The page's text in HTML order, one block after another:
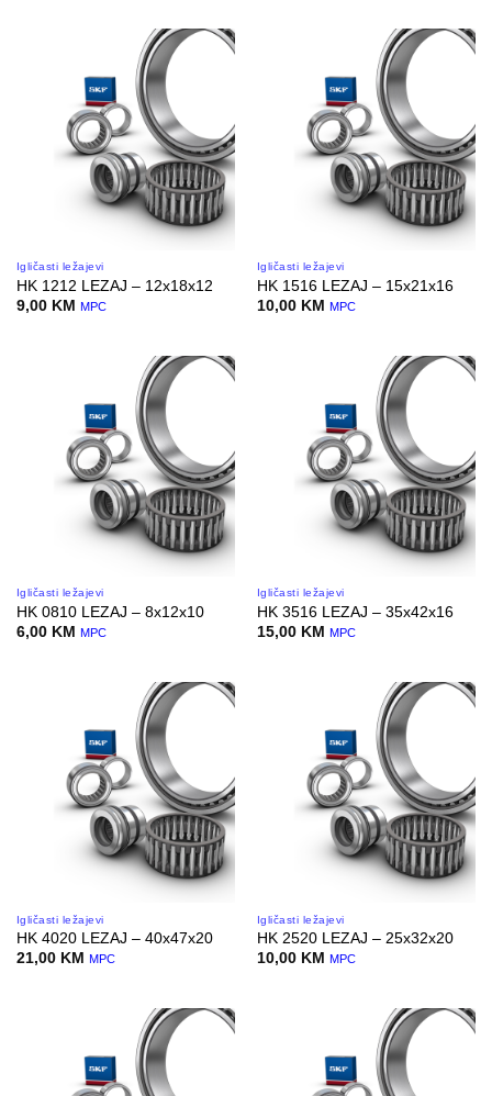
Igličasti ležajevi
HK 1212 LEZAJ – 12x18x12
9,00 KM MPC
Igličasti ležajevi
HK 1516 LEZAJ – 15x21x16
10,00 KM MPC
Igličasti ležajevi
HK 0810 LEZAJ – 8x12x10
6,00 KM MPC
Igličasti ležajevi
HK 3516 LEZAJ – 35x42x16
15,00 KM MPC
Igličasti ležajevi
HK 4020 LEZAJ – 40x47x20
21,00 KM MPC
Igličasti ležajevi
HK 2520 LEZAJ – 25x32x20
10,00 KM MPC